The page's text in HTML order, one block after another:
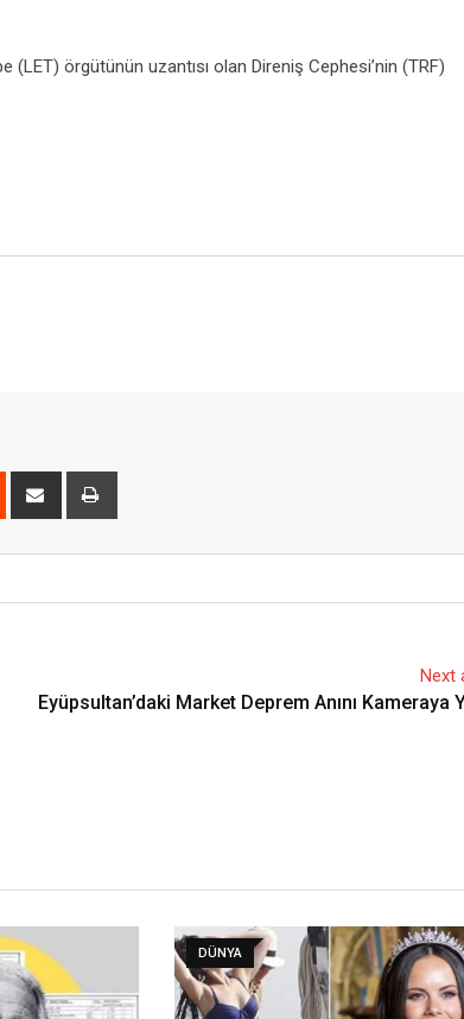
(LET) örgütünün uzantısı olan Direniş Cephesi’nin (TRF)
Reddit
Share
Next
Eyüpsultan’daki Market Deprem Anını Kameraya
DÜNYA